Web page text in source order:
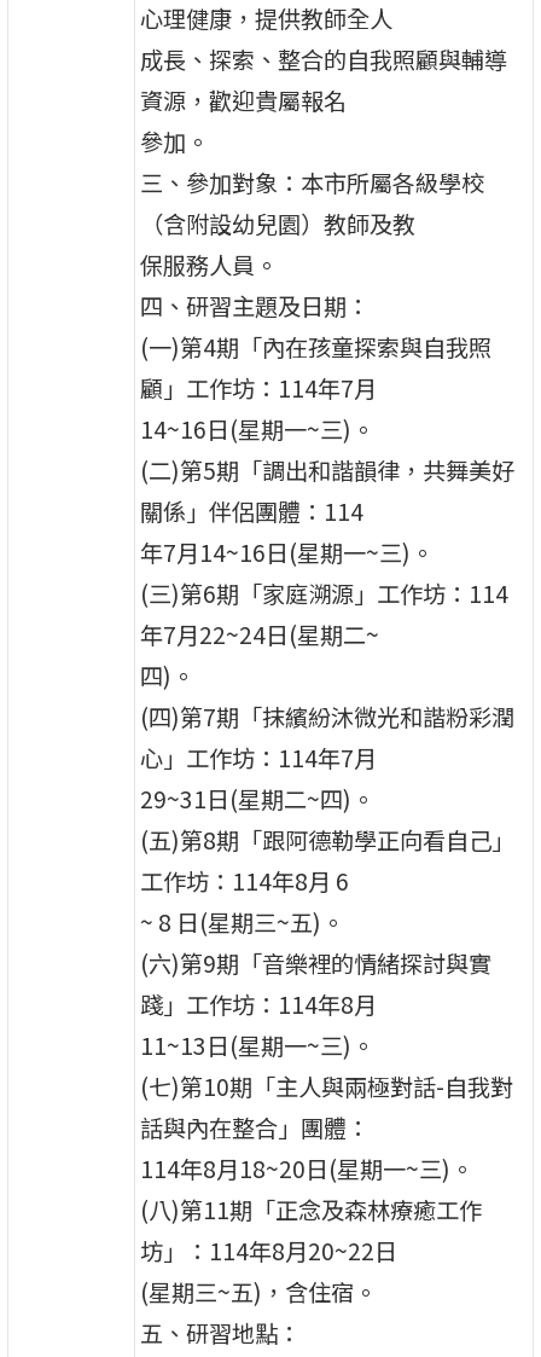
心理健康，提供教師全人
成長、探索、整合的自我照顧與輔導
資源，歡迎貴屬報名
參加。
三、參加對象：本市所屬各級學校
（含附設幼兒園）教師及教
保服務人員。
四、研習主題及日期：
(一)第4期「內在孩童探索與自我照
顧」工作坊：114年7月
14~16日(星期一~三)。
(二)第5期「調出和諧韻律，共舞美好
關係」伴侶團體：114
年7月14~16日(星期一~三)。
(三)第6期「家庭溯源」工作坊：114
年7月22~24日(星期二~
四)。
(四)第7期「抹繽紛沐微光和諧粉彩潤
心」工作坊：114年7月
29~31日(星期二~四)。
(五)第8期「跟阿德勒學正向看自己」
工作坊：114年8月 6
~ 8 日(星期三~五)。
(六)第9期「音樂裡的情緒探討與實
踐」工作坊：114年8月
11~13日(星期一~三)。
(七)第10期「主人與兩極對話-自我對
話與內在整合」團體：
114年8月18~20日(星期一~三)。
(八)第11期「正念及森林療癒工作
坊」：114年8月20~22日
(星期三~五)，含住宿。
五、研習地點：